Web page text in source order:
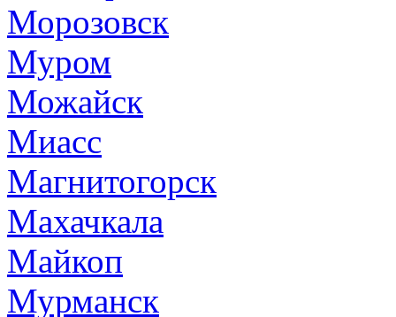
Морозовск
Муром
Можайск
Миасс
Магнитогорск
Махачкала
Майкоп
Мурманск